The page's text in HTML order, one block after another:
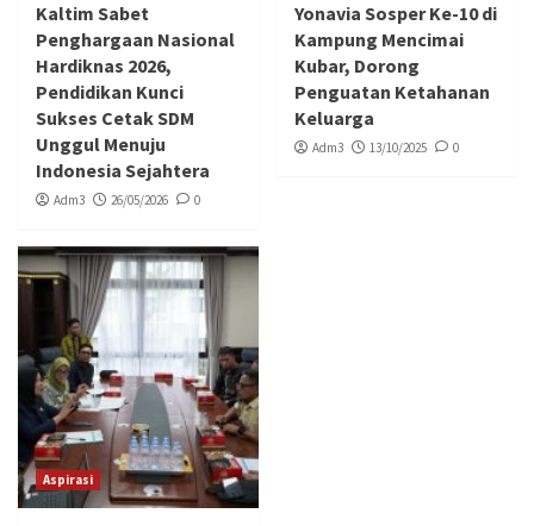
Kaltim Sabet
Penghargaan Nasional
Hardiknas 2026,
Pendidikan Kunci
Sukses Cetak SDM
Unggul Menuju
Indonesia Sejahtera
Adm3 26/05/2026 0
Yonavia Sosper Ke-10 di
Kampung Mencimai
Kubar, Dorong
Penguatan Ketahanan
Keluarga
Adm3 13/10/2025 0
Aspirasi